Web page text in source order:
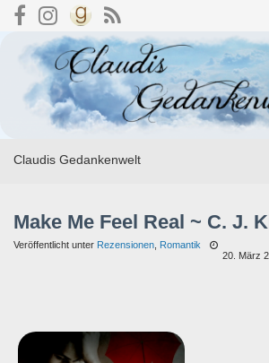
Search for:
Claudis Gedankenwelt
Make Me Feel Real ~ C. J.
Veröffentlicht unter Rezensionen Romantik
20. März